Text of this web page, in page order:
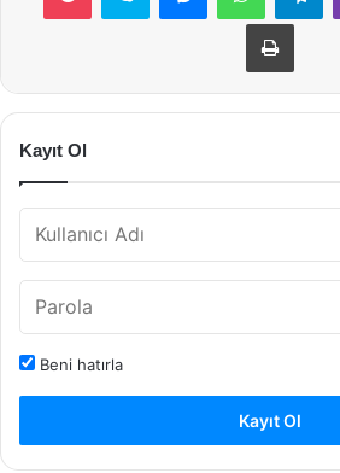
Yazdır
Kayıt Ol
Beni hatırla
Kayıt Ol